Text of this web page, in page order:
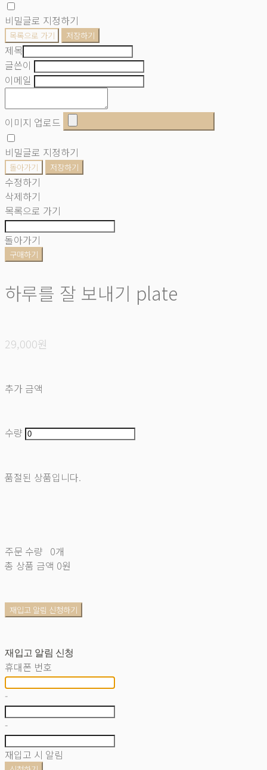
비밀글로 지정하기
목록으로 가기 저장하기
제목
글쓴이
이메일
이미지 업로드
비밀글로 지정하기
돌아가기 저장하기
수정하기
삭제하기
목록으로 가기
돌아가기
구매하기
하루를 잘 보내기 plate
29,000원
추가 금액
수량
품절된 상품입니다.
주문 수량 0개
총 상품 금액 0원
재입고 알림 신청하기
재입고 알림 신청
휴대폰 번호
-
-
재입고 시 알림